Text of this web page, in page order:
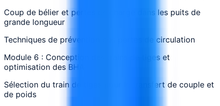
Coup de bélier et pertes de charge dans les puits de
grande longueur
Techniques de prévention des pertes de circulation
Module 6 : Conception des trains de tiges et
optimisation des BHA
Sélection du train de tiges pour le transfert de couple et
de poids